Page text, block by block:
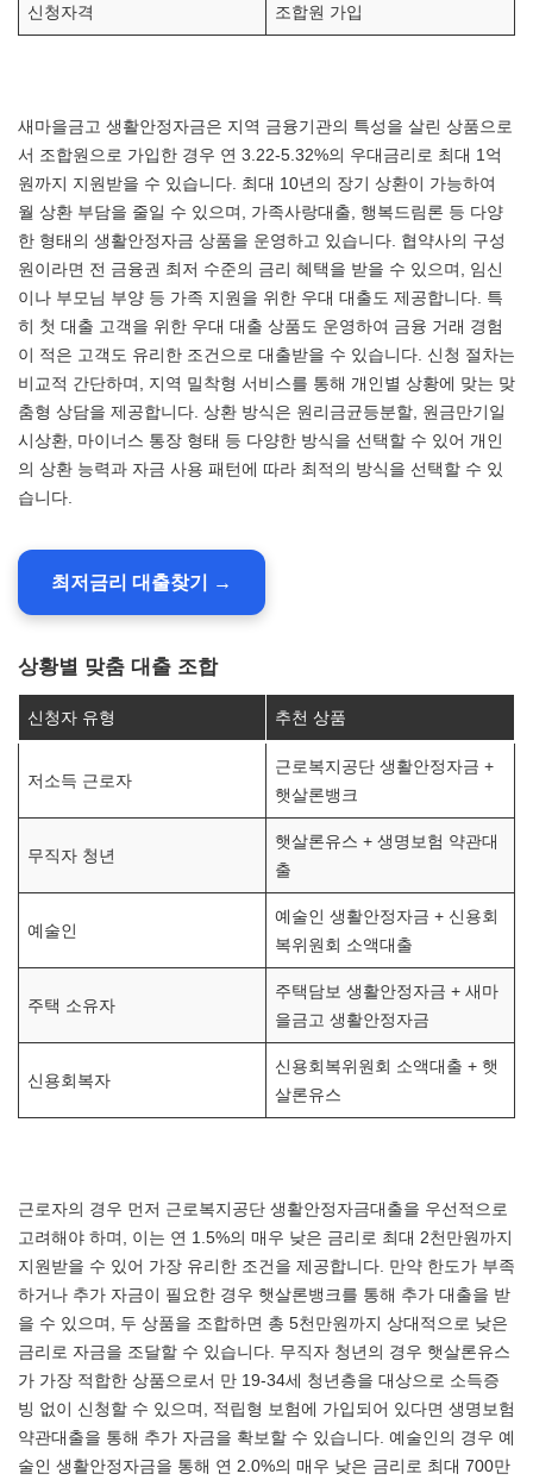
신청자격 조합원 가입
새마을금고 생활안정자금은 지역 금융기관의 특성을 살린 상품으로
서 조합원으로 가입한 경우 연 3.22-5.32%의 우대금리로 최대 1억
원까지 지원받을 수 있습니다. 최대 10년의 장기 상환이 가능하여
월 상환 부담을 줄일 수 있으며, 가족사랑대출, 행복드림론 등 다양
한 형태의 생활안정자금 상품을 운영하고 있습니다. 협약사의 구성
원이라면 전 금융권 최저 수준의 금리 혜택을 받을 수 있으며, 임신
이나 부모님 부양 등 가족 지원을 위한 우대 대출도 제공합니다. 특
히 첫 대출 고객을 위한 우대 대출 상품도 운영하여 금융 거래 경험
이 적은 고객도 유리한 조건으로 대출받을 수 있습니다. 신청 절차는
비교적 간단하며, 지역 밀착형 서비스를 통해 개인별 상황에 맞는 맞
춤형 상담을 제공합니다. 상환 방식은 원리금균등분할, 원금만기일
시상환, 마이너스 통장 형태 등 다양한 방식을 선택할 수 있어 개인
의 상환 능력과 자금 사용 패턴에 따라 최적의 방식을 선택할 수 있
습니다.
최저금리 대출찾기 →
상황별 맞춤 대출 조합
신청자 유형 추천 상품
저소득 근로자
근로복지공단 생활안정자금 +
햇살론뱅크
무직자 청년
햇살론유스 + 생명보험 약관대
출
예술인
예술인 생활안정자금 + 신용회
복위원회 소액대출
주택 소유자
주택담보 생활안정자금 + 새마
을금고 생활안정자금
신용회복자
신용회복위원회 소액대출 + 햇
살론유스
근로자의 경우 먼저 근로복지공단 생활안정자금대출을 우선적으로
고려해야 하며, 이는 연 1.5%의 매우 낮은 금리로 최대 2천만원까지
지원받을 수 있어 가장 유리한 조건을 제공합니다. 만약 한도가 부족
하거나 추가 자금이 필요한 경우 햇살론뱅크를 통해 추가 대출을 받
을 수 있으며, 두 상품을 조합하면 총 5천만원까지 상대적으로 낮은
금리로 자금을 조달할 수 있습니다. 무직자 청년의 경우 햇살론유스
가 가장 적합한 상품으로서 만 19-34세 청년층을 대상으로 소득증
빙 없이 신청할 수 있으며, 적립형 보험에 가입되어 있다면 생명보험
약관대출을 통해 추가 자금을 확보할 수 있습니다. 예술인의 경우 예
술인 생활안정자금을 통해 연 2.0%의 매우 낮은 금리로 최대 700만